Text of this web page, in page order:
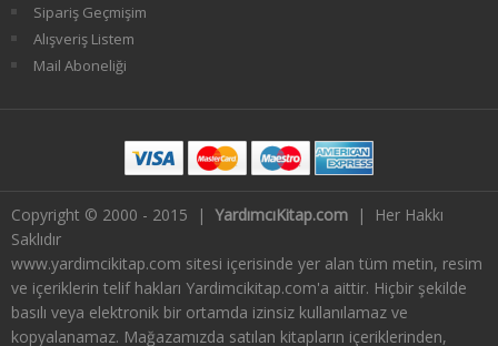
2. SINIF 3. YARIYIL SOSYOLOJİ
2. SINIF 4. YARIYIL SOSYOLOJİ
3. SINIF 6. YARIYIL SOSYOLOJİ
4. SINIF 7. YARIYIL SOSYOLOJİ
4. SINIF 8. YARIYIL SOSYOLOJİ
TARİH
Sipariş Geçmişim
Alışveriş Listem
Mail Aboneliği
Copyright © 2000 - 2015 | YardımcıKitap.com
| Her Hakkı
Saklıdır
www.yardimcikitap.com sitesi içerisinde yer alan tüm metin, resim
ve içeriklerin telif hakları Yardimcikitap.com'a aittir. Hiçbir şekilde
basılı veya elektronik bir ortamda izinsiz kullanılamaz ve
kopyalanamaz. Mağazamızda satılan kitapların içeriklerinden,